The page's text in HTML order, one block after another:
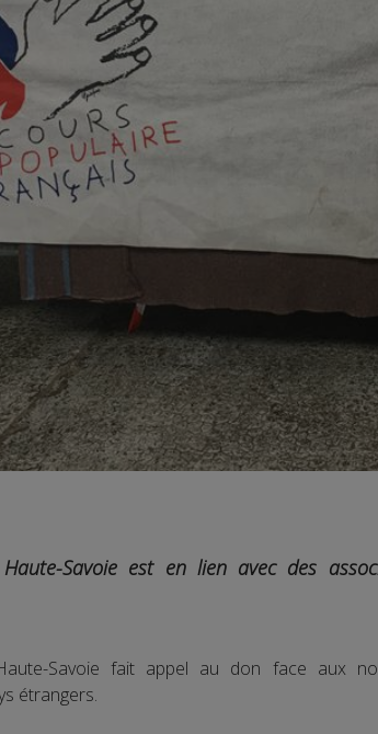
Savoie est en lien avec des
Savoie fait appel au don face aux
étrangers.